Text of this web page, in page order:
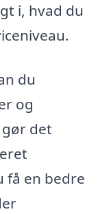
i, hvad du
du
og
det
få en bedre